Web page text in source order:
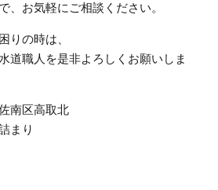
、お気軽にご相談ください。
りの時は、
道職人を是非よろしくお願いしま
南区高取北
まり